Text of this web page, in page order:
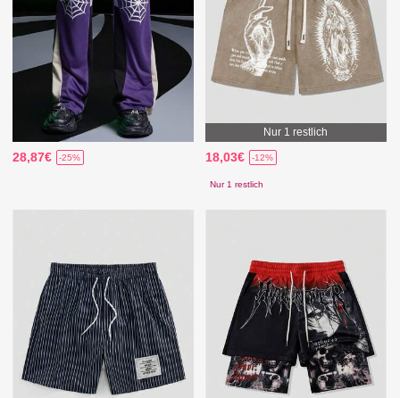
28,87€ -25%
Nur 1 restlich
18,03€ -12%
Nur 1 restlich